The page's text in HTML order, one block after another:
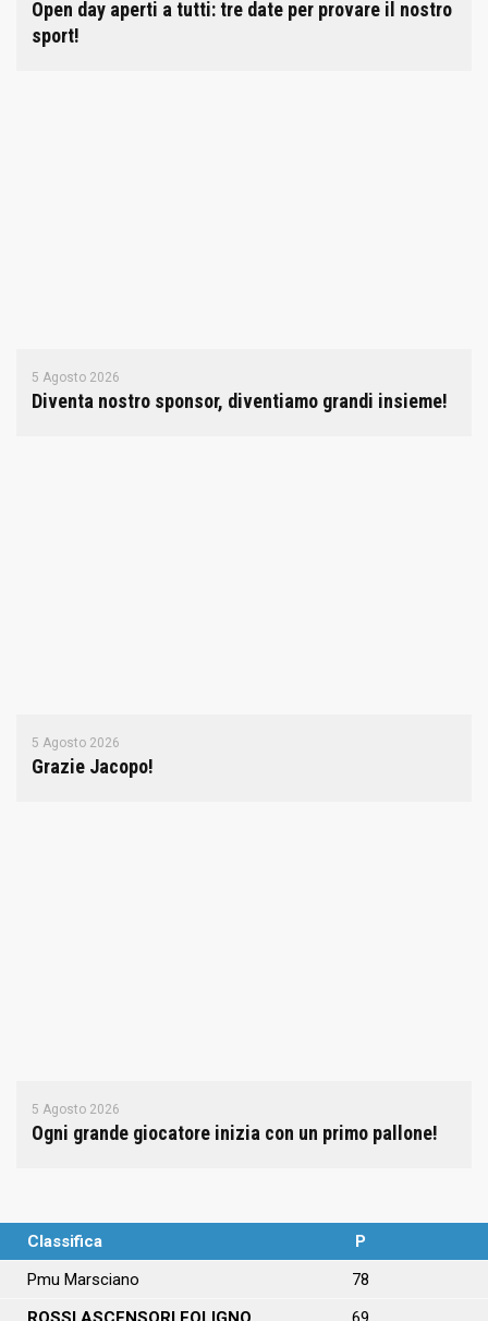
Open day aperti a tutti: tre date per provare il nostro
sport!
5 Agosto 2026
Diventa nostro sponsor, diventiamo grandi insieme!
5 Agosto 2026
Grazie Jacopo!
5 Agosto 2026
Ogni grande giocatore inizia con un primo pallone!
Classifica
P
Pmu Marsciano
78